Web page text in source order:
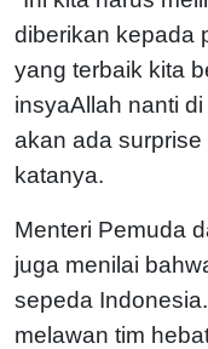
diberikan kepada
yang terbaik kita
insyaAllah nanti
akan ada
katanya.
Menteri Pemuda
juga menilai
sepeda
melawan tim